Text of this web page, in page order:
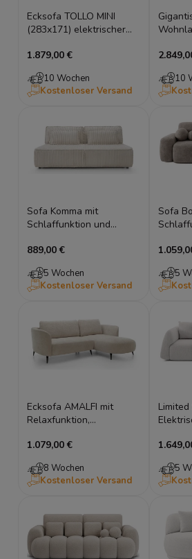
Ecksofa TOLLO MINI
(283x171) elektrischer
Bettkasten
1.879,00 €
10 Wochen
Kostenloser Versand
10
Sofa Komma mit
Schlaffunktion und
889,00 €
5 Wochen
Kostenloser Versand
Sofa
5
Ecksofa AMALFI mit
Relaxfunktion,
Stauraum
1.079,00 €
8 Wochen
Kostenloser Versand
5